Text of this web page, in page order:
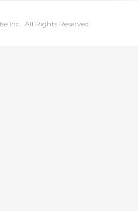
Inc.. All Rights Reserved.